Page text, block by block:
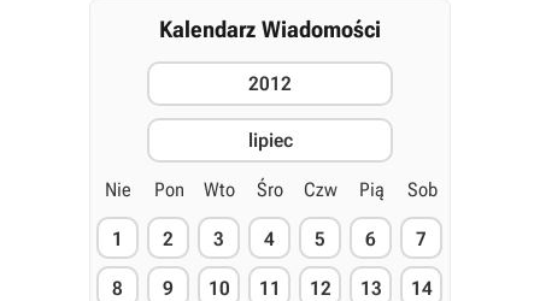
Kalendarz Wiadomości
2012
lipiec
Nie Pon Wto Śro Czw Pią Sob
1 2 3 4 5 6 7
8 9 10 11 12 13 14